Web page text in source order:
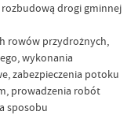
rozbudową drogi gminnej
rowów przydrożnych,
wykonania
zabezpieczenia potoku
prowadzenia robót
sposobu